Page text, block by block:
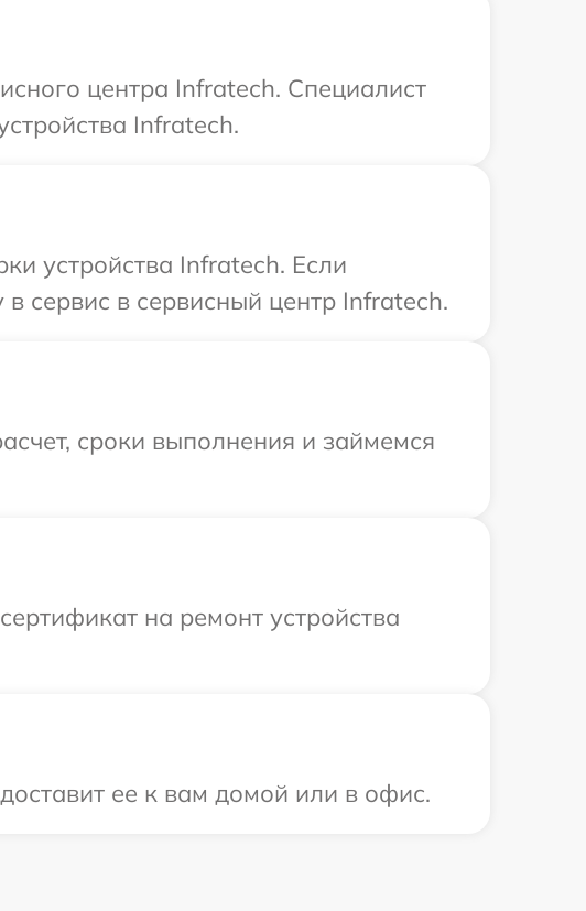
центра Infratech. Специалист
Infratech.
устройства Infratech. Если
сервис в сервисный центр Infratech.
сроки выполнения и займемся
на ремонт устройства
ее к вам домой или в офис.